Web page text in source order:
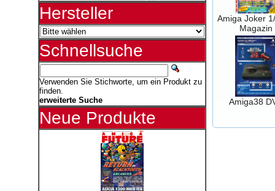
Hersteller
Schnellsuche
Verwenden Sie Stichworte, um ein Produkt zu
finden.
erweiterte Suche
Neue Produkte
Amiga Joker
Magazin
Amiga38